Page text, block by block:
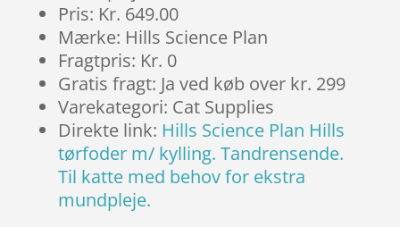
Pris: Kr. 649.00
Mærke: Hills Science Plan
Fragtpris: Kr. 0
Gratis fragt: Ja ved køb over kr. 299
Varekategori: Cat Supplies
Direkte link: Hills Science Plan Hills
tørfoder m/ kylling. Tandrensende.
Til katte med behov for ekstra
mundpleje.